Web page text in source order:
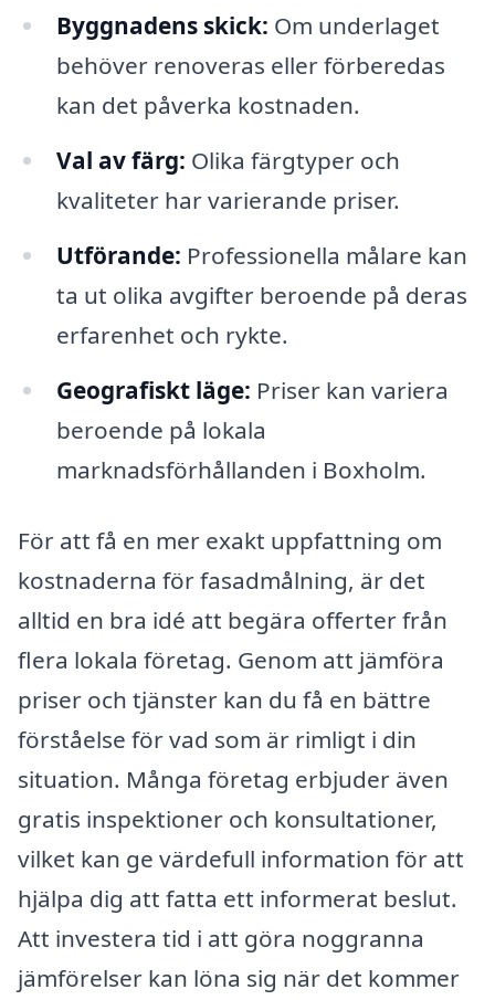
Byggnadens skick: Om underlaget
behöver renoveras eller förberedas
kan det påverka kostnaden.
Val av färg: Olika färgtyper och
kvaliteter har varierande priser.
Utförande: Professionella målare kan
ta ut olika avgifter beroende på deras
erfarenhet och rykte.
Geografiskt läge: Priser kan variera
beroende på lokala
marknadsförhållanden i Boxholm.
För att få en mer exakt uppfattning om
kostnaderna för fasadmålning, är det
alltid en bra idé att begära offerter från
flera lokala företag. Genom att jämföra
priser och tjänster kan du få en bättre
förståelse för vad som är rimligt i din
situation. Många företag erbjuder även
gratis inspektioner och konsultationer,
vilket kan ge värdefull information för att
hjälpa dig att fatta ett informerat beslut.
Att investera tid i att göra noggranna
jämförelser kan löna sig när det kommer